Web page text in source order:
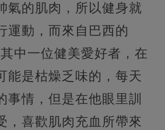
氣的肌肉，所以健身就
運動，而來自巴西的
中一位健美愛好者，在
能是枯燥乏味的，每天
事情，但是在他眼里訓
，喜歡肌肉充血所帶來